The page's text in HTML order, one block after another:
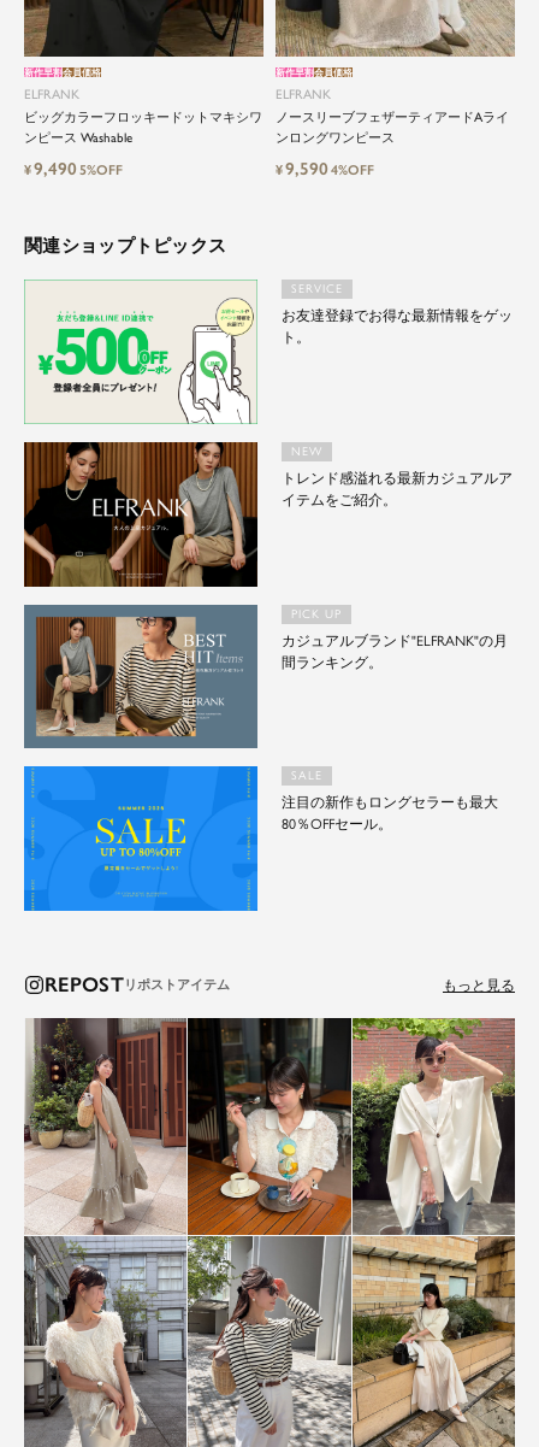
ELFRANK
ビッグカラーフロッキードットマキシワ
ンピース Washable
新作早割会員価格
¥9,4905%OFF
ELFRANK
ノースリーブフェザーティアードAライ
ンロングワンピース
新作早割会員価格
¥9,5904%OFF
関連ショップトピックス
SERVICE
お友達登録でお得な最新情報をゲッ
ト。
NEW
トレンド感溢れる最新カジュアルア
イテムをご紹介。
PICK UP
カジュアルブランド"ELFRANK"の月
間ランキング。
SALE
注目の新作もロングセラーも最大
80％OFFセール。
REPOST もっと見る